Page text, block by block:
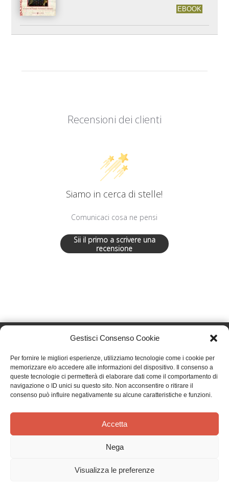
Gestisci Consenso Cookie
Per fornire le migliori esperienze, utilizziamo tecnologie come i cookie per
memorizzare e/o accedere alle informazioni del dispositivo. Il consenso a
queste tecnologie ci permetterà di elaborare dati come il comportamento di
navigazione o ID unici su questo sito. Non acconsentire o ritirare il
consenso può influire negativamente su alcune caratteristiche e funzioni.
Accetta
Nega
Visualizza le preferenze
EBOOK
Recensioni dei clienti
Siamo in cerca di stelle!
Comunicaci cosa ne pensi
Sii il primo a scrivere una
recensione
Effatà Editrice di Pellegrino Paolo SAS
C.F. e P.IVA 09655250018
Via Tre Denti, 1 - 10060 Cantalupa (TO)
COOKIE POLICY•TERMINI E CONDIZIONI